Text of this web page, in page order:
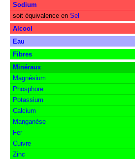
Sodium
soit équivalence en Sel
Alcool
Eau
Fibres
Minéraux
Magnésium
Phosphore
Potassium
Calcium
Manganèse
Fer
Cuivre
Zinc